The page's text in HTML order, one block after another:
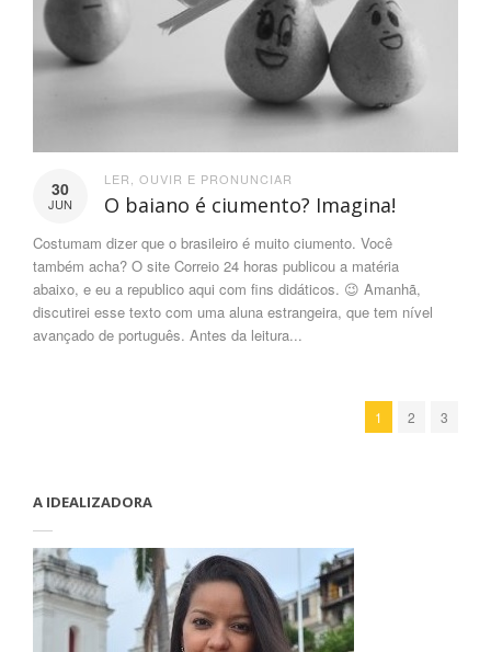
30
JUN
LER OUVIR E PRONUNCIAR
O baiano é ciumento? Imagina!
Costumam dizer que o brasileiro é muito ciumento. Você
também acha? O site Correio 24 horas publicou a matéria
abaixo, e eu a republico aqui com fins didáticos. 😉 Amanhã,
discutirei esse texto com uma aluna estrangeira, que tem nível
avançado de português. Antes da leitura...
1 2 3
A IDEALIZADORA